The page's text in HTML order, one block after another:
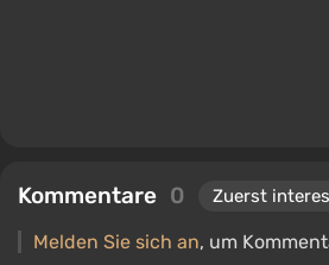
Kommentare 0
Melden Sie sich an, um